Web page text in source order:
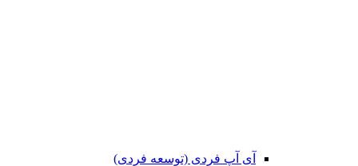
آی آپ فردی (توسعه فردی)